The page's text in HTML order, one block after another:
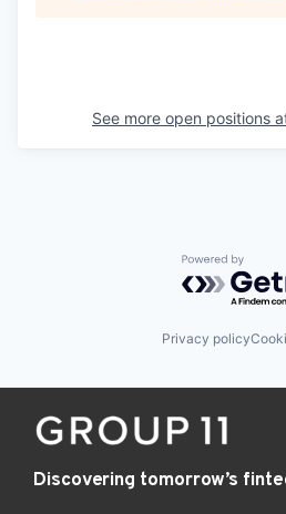
See more open positions
Powered by
Privacy policy
Discovering tomorrow’s